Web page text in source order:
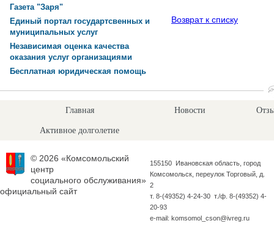
Возврат к списку
Газета "Заря"
Единый портал государтсвенных и
муниципальных услуг
Независимая оценка качества
оказания услуг организациями
Бесплатная юридическая помощь
Главная Новости
Активное долголетие
© 2026 «Комсомольский
центр
социального обслуживания»
официальный сайт
155150 Ивановская область, город
Комсомольск, переулок Торговый, д.
2
т. 8-(49352) 4-24-30 т./ф. 8-(49352) 4-
20-93
e-mail: komsomol_cson@ivreg.ru